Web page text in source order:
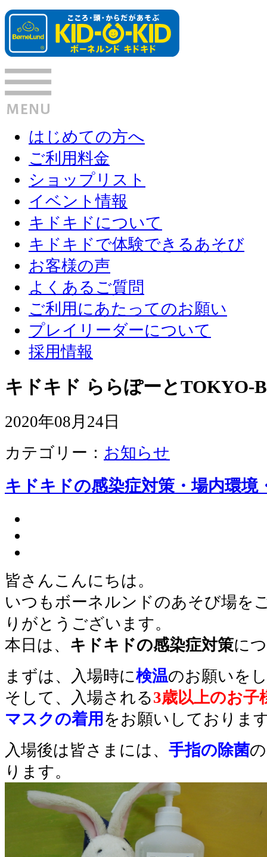
はじめての方へ
ご利用料金
ショップリスト
イベント情報
キドキドについて
キドキドで体験できるあそび
お客様の声
よくあるご質問
ご利用にあたってのお願い
プレイリーダーについて
採用情報
キドキド ららぽーとTOKYO-
2020年08月24日
カテゴリー： お知らせ
キドキドの感染症対策・場内環境
皆さんこんにちは。
いつもボーネルンドのあそび場を
りがとうございます。
本日は、 キドキドの感染症対策に
まずは、入場時に検温のお願いを
そして、入場される3歳以上のお子
マスクの着用 をお願いしておりま
入場後は皆さまには、 手指の除菌
ります。